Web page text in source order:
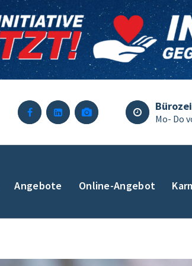
Mo- Do
Angebote Online-Angebot